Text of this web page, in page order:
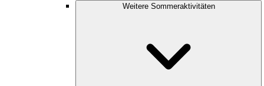
Weitere Sommeraktivitäten